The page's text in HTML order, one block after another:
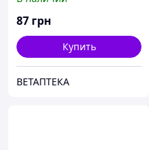
87 грн
Купить
ВЕТАПТЕКА